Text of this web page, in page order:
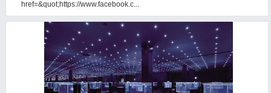
href=&quot;https://www.facebook.c...